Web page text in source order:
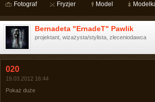
Fotograf Fryzjer Model
Bernadeta "ErnadeT" Pawlik
projektant, wizażysta/stylista, zleceniodawca
020
19.03.2012 16:44
Pokaż duże